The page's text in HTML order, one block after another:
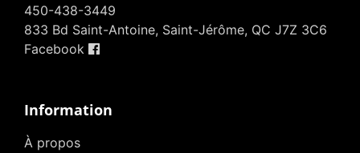
450-438-3449
833 Bd Saint-Antoine, Saint-Jérôme, QC J7Z 3C6
Facebook
Information
À propos